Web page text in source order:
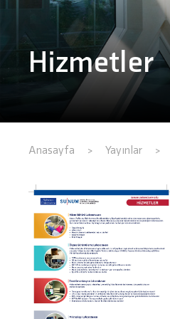
Hizmetler
Anasayfa > Yayınlar >